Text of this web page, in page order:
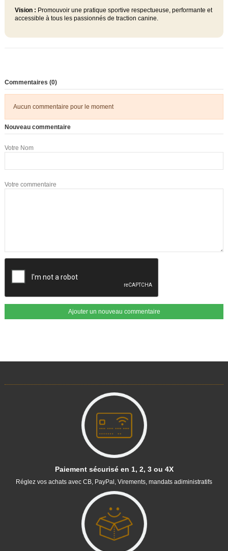
Vision : Promouvoir une pratique sportive respectueuse, performante et
accessible à tous les passionnés de traction canine.
Commentaires (0)
Aucun commentaire pour le moment
Nouveau commentaire
Votre Nom
Votre commentaire
Ajouter un nouveau commentaire
Paiement sécurisé en 1, 2, 3 ou 4X
Réglez vos achats avec CB, PayPal, Virements, mandats adiministratifs